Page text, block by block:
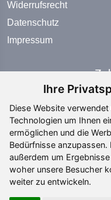
Ihre
Diese Website
Technologien um Ihnen
ermöglichen und die
Bedürfnisse
außerdem um
woher unsere Besucher
weiter zu entwickeln.
Widerrufsrecht
Datenschutz
Impressum